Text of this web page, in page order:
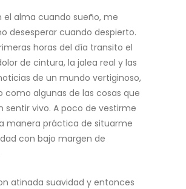
el alma cuando sueño, me
desesperar cuando despierto.
horas del día transito el
de cintura, la jalea real y las
de un mundo vertiginoso,
como algunas de las cosas que
sentir vivo. A poco de vestirme
manera práctica de situarme
con bajo margen de
atinada suavidad y entonces